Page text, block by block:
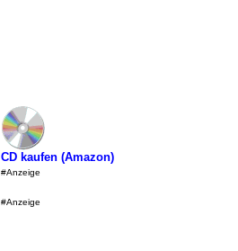
CD kaufen (Amazon)
#Anzeige
#Anzeige